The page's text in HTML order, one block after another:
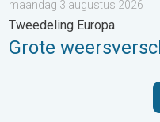
maandag 3 augustus 2026
Tweedeling Europa
Grote